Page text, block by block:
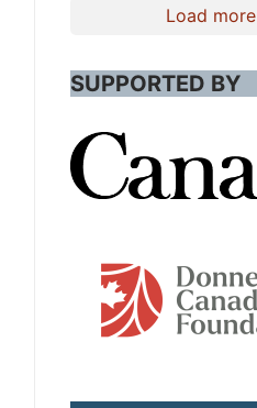
Load more
SUPPORTED BY